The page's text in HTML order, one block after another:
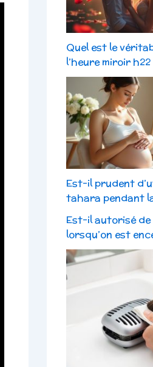
Quel est le
l’heure miroir
Est-il prudent
tahara pendant
Est-il autorisé
lorsqu’on est